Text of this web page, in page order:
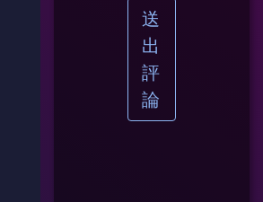
送
出
評
論